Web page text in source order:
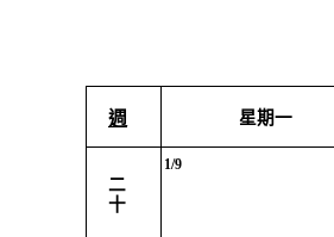
週 星期一
二
十
1/9